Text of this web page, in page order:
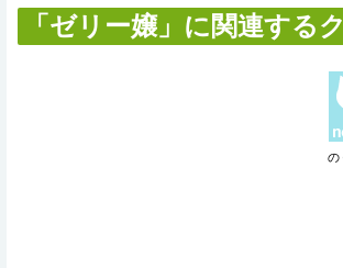
「ゼリー嬢」に関連する
の